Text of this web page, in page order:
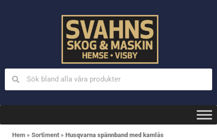
Hem » Sortiment » Husqvarna spännband med kamlås